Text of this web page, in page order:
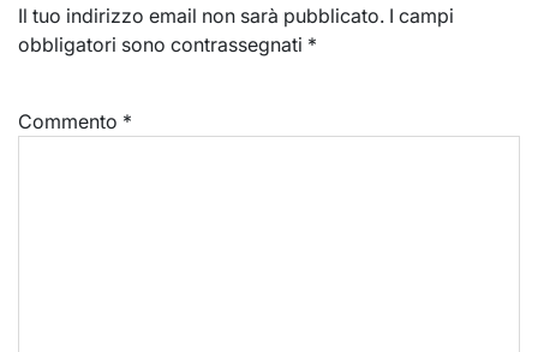
Il tuo indirizzo email non sarà pubblicato. I campi
obbligatori sono contrassegnati *
Commento *